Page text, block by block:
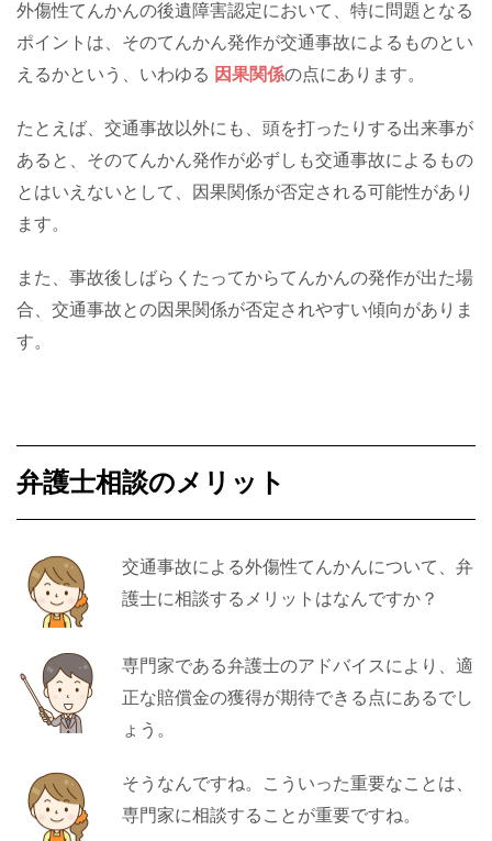
外傷性てんかんの後遺障害認定において、特に問題となる
ポイントは、そのてんかん発作が交通事故によるものとい
えるかという、いわゆる 因果関係の点にあります。
たとえば、交通事故以外にも、頭を打ったりする出来事が
あると、そのてんかん発作が必ずしも交通事故によるもの
とはいえないとして、因果関係が否定される可能性があり
ます。
また、事故後しばらくたってからてんかんの発作が出た場
合、交通事故との因果関係が否定されやすい傾向がありま
す。
弁護士相談のメリット
交通事故による外傷性てんかんについて、弁
護士に相談するメリットはなんですか？
専門家である弁護士のアドバイスにより、適
正な賠償金の獲得が期待できる点にあるでし
ょう。
そうなんですね。こういった重要なことは、
専門家に相談することが重要ですね。